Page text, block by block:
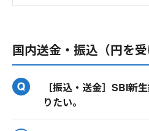
国内送金・振込（円を受
［振込・送金］SBI新
りたい。